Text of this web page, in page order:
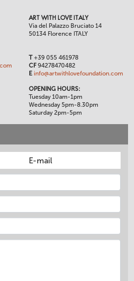
ART WITH LOVE ITALY
Via del Palazzo Bruciato 14
50134 Florence ITALY
T+39 055 461978
CF94278470482
E info@artwithlovefoundation.com
OPENING HOURS:
Tuesday 10am-1pm
Wednesday 5pm-8.30pm
Saturday 2pm-5pm